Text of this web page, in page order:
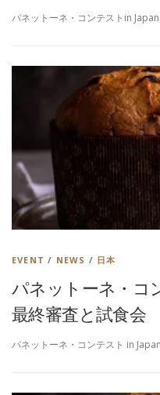
パネットーネ・コンテストin
EVENT / NEWS / 日本
パネットーネ・コ
最終審査と試食会
パネットーネ・コンテスト in